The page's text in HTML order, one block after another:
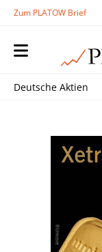
Zum PLATOW Brief
Deutsche Aktien